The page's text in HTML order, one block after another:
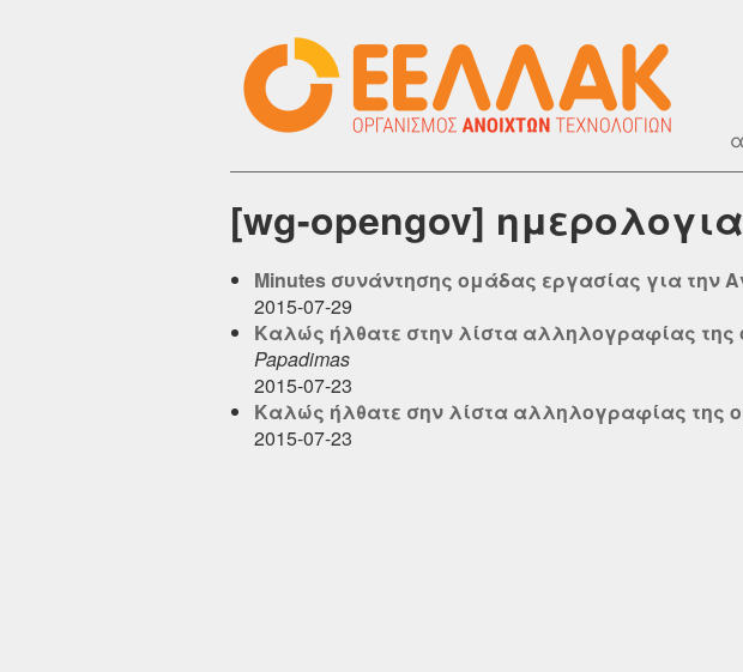
[wg-opengov]
Minutes συνάντησης ομάδας εργασίας για την
2015-07-29
Καλώς ήλθατε στην λίστα αλληλογραφίας της
Papadimas
2015-07-23
Καλώς ήλθατε σην λίστα αλληλογραφίας της
2015-07-23